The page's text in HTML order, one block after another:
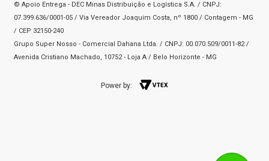
© Apoio Entrega - DEC Minas Distribuição e Logística S.A. / CNPJ:
07.399.636/0001-05 / Via Vereador Joaquim Costa, nº 1800 / Contagem - MG
/ CEP 32150-240
Grupo Super Nosso - Comercial Dahana Ltda. / CNPJ: 00.070.509/0011-82 /
Avenida Cristiano Machado, 10752 - Loja A / Belo Horizonte - MG
Power by: